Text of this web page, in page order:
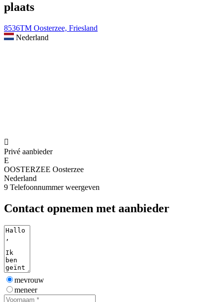
plaats
8536TM Oosterzee, Friesland
Nederland

Privé aanbieder
E
OOSTERZEE Oosterzee
Nederland
9 Telefoonnummer weergeven
Contact opnemen met aanbieder
mevrouw
meneer